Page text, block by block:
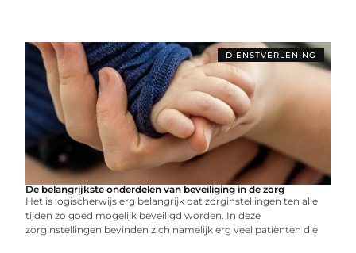
DIENSTVERLENING
De belangrijkste onderdelen van beveiliging in de zorg
Het is logischerwijs erg belangrijk dat zorginstellingen ten alle
tijden zo goed mogelijk beveiligd worden. In deze
zorginstellingen bevinden zich namelijk erg veel patiënten die